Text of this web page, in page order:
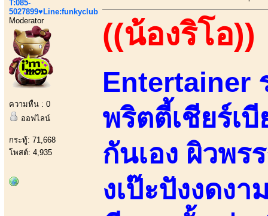
T:085-
5027899♥Line:funkyclub
Moderator
ความหื่น : 0
ออฟไลน์
กระทู้: 71,668
โพสต์: 4,935
((น้องริโอ))
Entertainer
พริตตี้เชียร์เ
กันเอง ผิวพ
งเป๊ะปังงดง